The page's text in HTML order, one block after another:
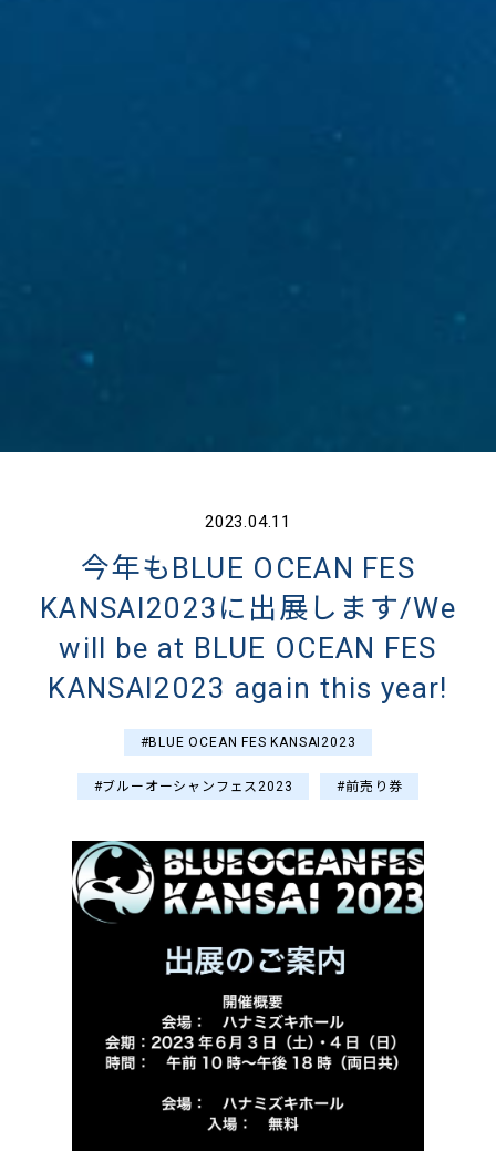
2023.04.11
今年もBLUE OCEAN FES
KANSAI2023に出展します/We
will be at BLUE OCEAN FES
KANSAI2023 again this year!
#BLUE OCEAN FES KANSAI2023
#ブルーオーシャンフェス2023 #前売り券